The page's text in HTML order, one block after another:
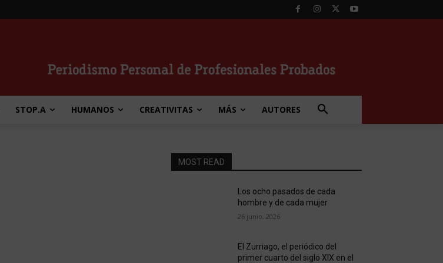
STOP.A HUMANOS CREATIVITAS MÁS AUTORES
MOST READ
Los ocho pasados de cada
hombre y de cada mujer
26 junio, 2026
El Zurriago, el periódico del
primer cuarto del siglo XIX en el